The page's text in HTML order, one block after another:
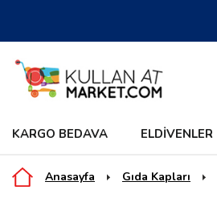
KARGO BEDAVA ELDIVENLER
Anasayfa Gıda Kapları